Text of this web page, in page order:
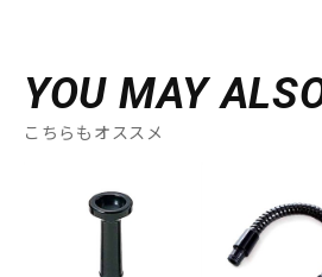
YOU MAY
こちらもオススメ